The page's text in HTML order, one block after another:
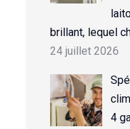
brillant, lequel
24 juillet 2026
4